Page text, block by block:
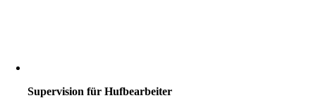
Supervision für Hufbearbeiter